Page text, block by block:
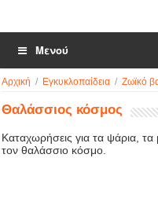
Μενού
Αρχική / Εγκυκλοπαίδεια / Ζωϊκό
Θαλάσσιος κόσμος
Καταχωρήσεις για τα ψάρια, τα
τον θαλάσσιο κόσμο.